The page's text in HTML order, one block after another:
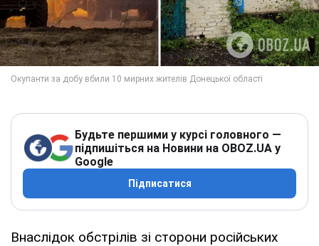
Будьте першими у курсі головного —
підпишіться на Новини на OBOZ.UA у
Google
Підписатися
Внаслідок обстрілів зі сторони російських